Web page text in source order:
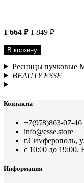
1 664 ₽ 1 849 ₽
В корзину
Ресницы пучковые
BEAUTY ESSE
Контакты
+7(978)863-07-46
info@esse.store
г.Симферополь,
с 10:00 до 19:00.
Информация